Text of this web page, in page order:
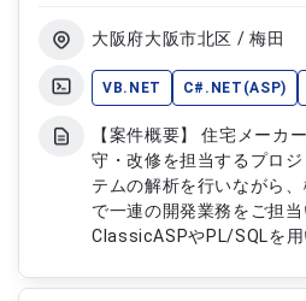
大阪府大阪市北区 / 梅田
VB.NET C#.NET(ASP)
【案件概要】 住宅メーカ
守・改修を担当するプロ
テムの解析を行いながら
で一連の開発業務をご担当
ClassicASPやPL/SQLを用
ます。 自走して開発を進